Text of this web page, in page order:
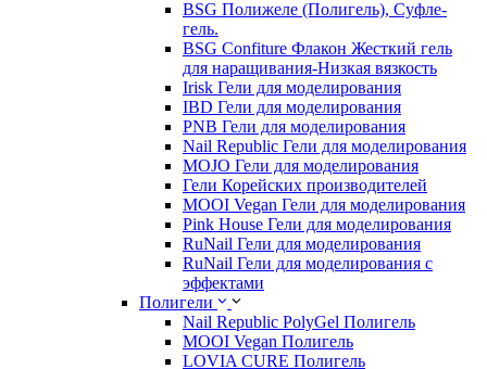
BSG Полижеле (Полигель), Суфле-
гель.
BSG Confiture Флакон Жесткий гель
для наращивания-Низкая вязкость
Irisk Гели для моделирования
IBD Гели для моделирования
PNB Гели для моделирования
Nail Republic Гели для моделирования
MOJO Гели для моделирования
Гели Корейских производителей
MOOI Vegan Гели для моделирования
Pink House Гели для моделирования
RuNail Гели для моделирования
RuNail Гели для моделирования с
эффектами
Полигели
Nail Republic PolyGel Полигель
MOOI Vegan Полигель
LOVIA CURE Полигель